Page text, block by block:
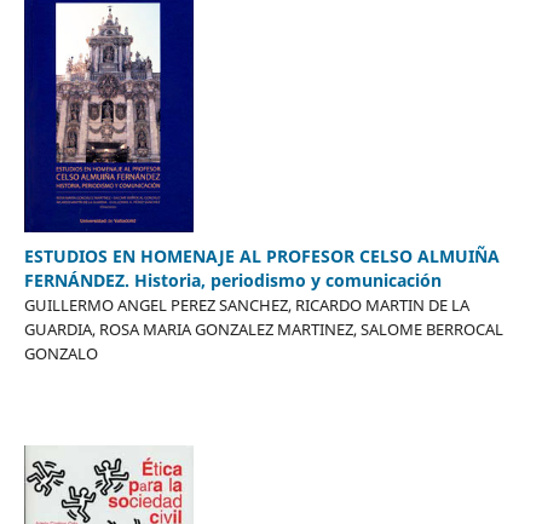
ESTUDIOS EN HOMENAJE AL PROFESOR CELSO ALMUIÑA
FERNÁNDEZ. Historia, periodismo y comunicación
GUILLERMO ANGEL PEREZ SANCHEZ, RICARDO MARTIN DE LA
GUARDIA, ROSA MARIA GONZALEZ MARTINEZ, SALOME BERROCAL
GONZALO